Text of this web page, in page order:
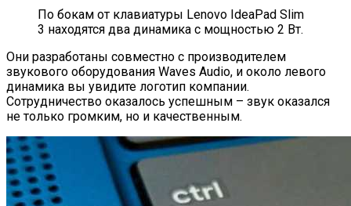
По бокам от клавиатуры Lenovo IdeaPad Slim
3 находятся два динамика с мощностью 2 Вт.
Они разработаны совместно с производителем
звукового оборудования Waves Audio, и около левого
динамика вы увидите логотип компании.
Сотрудничество оказалось успешным – звук оказался
не только громким, но и качественным.